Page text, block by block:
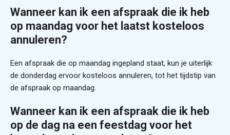
Wanneer kan ik een afspraak die ik heb
op maandag voor het laatst kosteloos
annuleren?
Een afspraak die op maandag ingepland staat, kun je uiterlijk
de donderdag ervoor kosteloos annuleren, tot het tijdstip van
de afspraak op maandag.
Wanneer kan ik een afspraak die ik heb
op de dag na een feestdag voor het